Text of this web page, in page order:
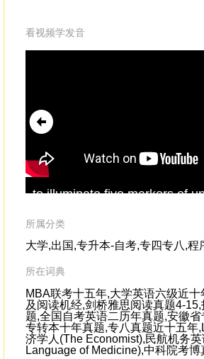
看视频学发音
to illuminate five markers of
haven't seen you in a couple
missed you.
所属分类
大学,出国,专升本-自考,专四专八,程
所在词典
MBA联考十五年,大学英语六级近
及阅读机经,剑桥雅思阅读真题4-
题,全国自考英语二历年真题,安徽
专转本十年真题,专八真题近十五年
济学人(The Economist),民航机务
Language of Medicine),中科院考博